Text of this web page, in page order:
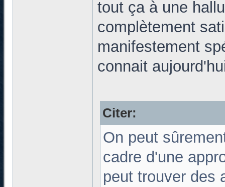
tout ça à une
complètement
manifestement
connait
Citer:
On peut
cadre d'une
peut trouver des